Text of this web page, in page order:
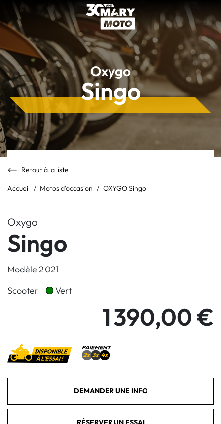
Oxygo
Singo
Accueil Motos d'occasion OXYGO Singo
Retour à la liste
Oxygo
Singo
Modèle 2 021
Scooter
Vert
1 390,00 €
DEMANDER UNE INFO
RÉSERVER UN ESSAI